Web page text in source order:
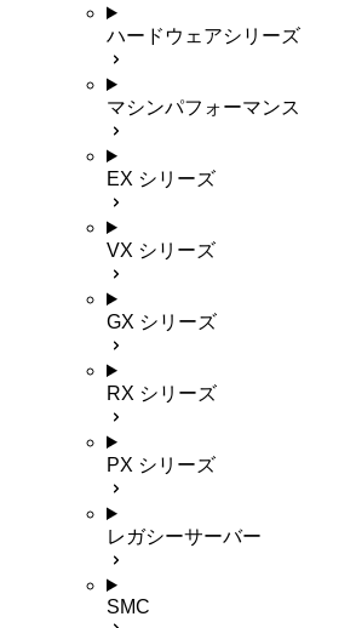
ハードウェアシリーズ
マシンパフォーマンス
EX シリーズ
VX シリーズ
GX シリーズ
RX シリーズ
PX シリーズ
レガシーサーバー
SMC